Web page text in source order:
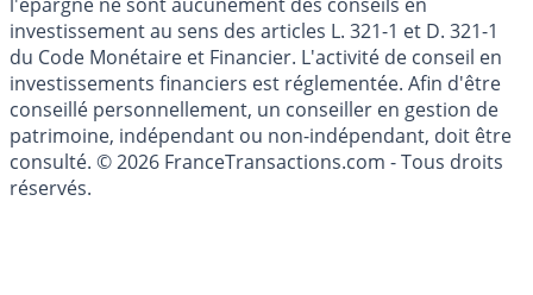
Les articles et commentaires publiés sur le guide de
l'épargne ne sont aucunement des conseils en
investissement au sens des articles L. 321-1 et D. 321-1
du Code Monétaire et Financier. L'activité de conseil en
investissements financiers est réglementée. Afin d'être
conseillé personnellement, un conseiller en gestion de
patrimoine, indépendant ou non-indépendant, doit être
consulté. © 2026 FranceTransactions.com - Tous droits